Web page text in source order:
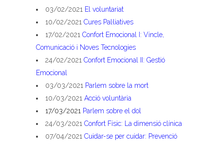
03/02/2021 El voluntariat
10/02/2021 Cures Pal·liatives
17/02/2021 Confort Emocional I: Vincle,
Comunicació i Noves Tecnologies
24/02/2021 Confort Emocional II: Gestió
Emocional
03/03/2021 Parlem sobre la mort
10/03/2021 Acció voluntària
17/03/2021 Parlem sobre el dol
24/03/2021 Confort Físic: La dimensió clínica
07/04/2021 Cuidar-se per cuidar: Prevenció